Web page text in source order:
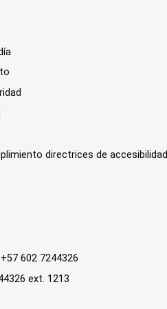
directrices de accesibilidad
602 7244326
ext. 1213